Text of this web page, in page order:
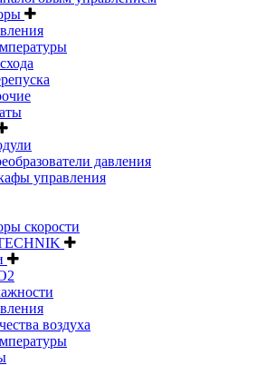
давления
управления
скорости
воздуха